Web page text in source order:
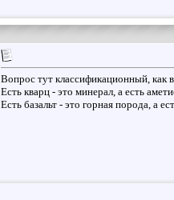
Вопрос тут классификационный, как
Есть кварц - это минерал, а есть
Есть базальт - это горная порода, а